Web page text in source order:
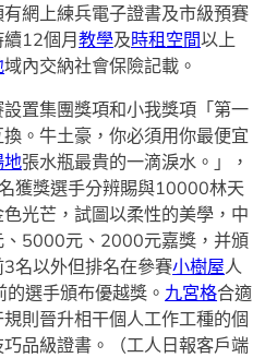
網上練兵電子證書及市級預賽
續12個月教學及時租空間以上
域內交納社會保險記載。
置集團獎項和小我獎項「第一
。牛土豪，你必須用你最便宜
地張水瓶最貴的一滴淚水。」，
獲獎選手分辨賜與10000林天
光芒，試圖以柔性的美學，中
、5000元、2000元嘉獎，并頒
名以外但排名在參賽小樹屋人
的選手頒布優越獎。 九宮格合適
則晉升相干個人工作工種的個
品級證書。（工人日報客戶端